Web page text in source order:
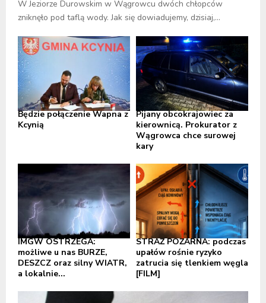
W Jeziorze Durowskim w Wągrowcu dwóch chłopców
zniknęło pod taflą wody. Jak się dowiadujemy, dzisiaj,...
Będzie połączenie Wapna z
Kcynią
Pijany obcokrajowiec za
kierownicą. Prokurator z
Wągrowca chce surowej
kary
IMGW OSTRZEGA:
możliwe u nas BURZE,
DESZCZ oraz silny WIATR,
a lokalnie...
STRAŻ POŻARNA: podczas
upałów rośnie ryzyko
zatrucia się tlenkiem węgla
[FILM]